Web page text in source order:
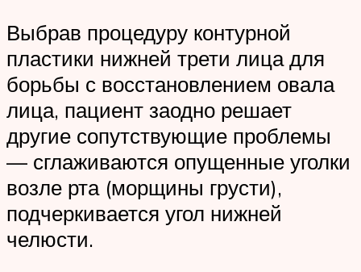
Выбрав процедуру контурной
пластики нижней трети лица для
борьбы с восстановлением овала
лица, пациент заодно решает
другие сопутствующие проблемы
— сглаживаются опущенные уголки
возле рта (морщины грусти),
подчеркивается угол нижней
челюсти.